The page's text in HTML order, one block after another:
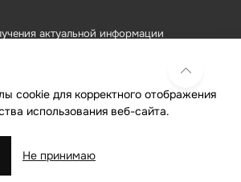
актуальной информации
ПОДПИСАТЬСЯ
сетях
cookie для корректного отображения
использования веб-сайта.
Не принимаю